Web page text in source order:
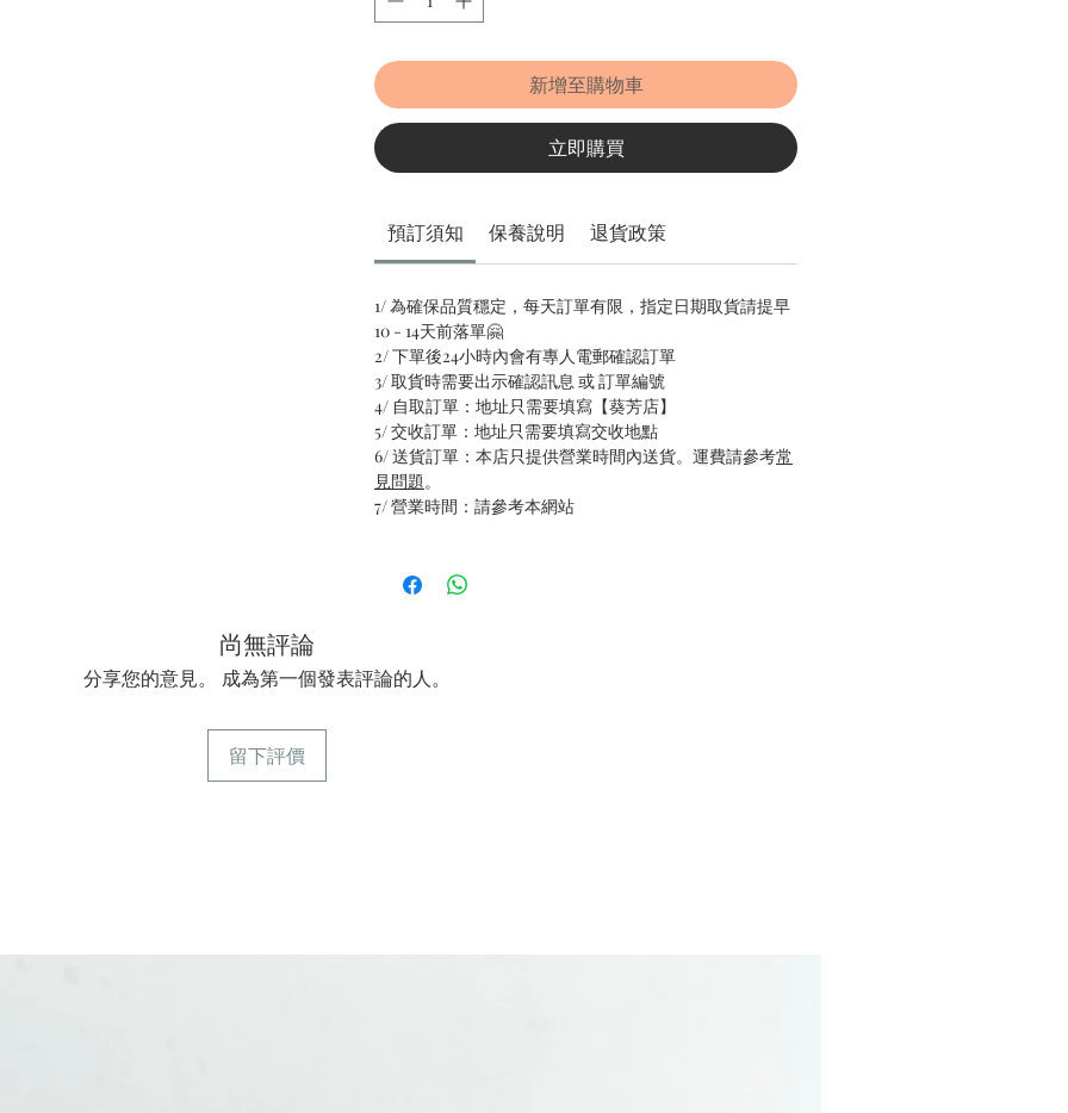
新增至購物車
立即購買
預訂須知 保養說明 退貨政策
1/ 為確保品質穩定，每天訂單有限，指定日期取貨請提早
10 - 14天前落單🤗
2/ 下單後24小時內會有專人電郵確認訂單
3/ 取貨時需要出示確認訊息 或 訂單編號
4/ 自取訂單：地址只需要填寫【葵芳店】
5/ 交收訂單：地址只需要填寫交收地點
6/ 送貨訂單：本店只提供營業時間內送貨。運費請參考常
見問題。
7/ 營業時間：請參考本網站
尚無評論
分享您的意見。 成為第一個發表評論的人。
留下評價